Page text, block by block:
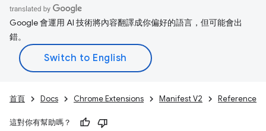
Google 會運用 AI 技術將內容翻譯成你偏好的語言，但可能會出
錯。
首頁 Docs Chrome Extensions Manifest V2 Reference
這對你有幫助嗎？